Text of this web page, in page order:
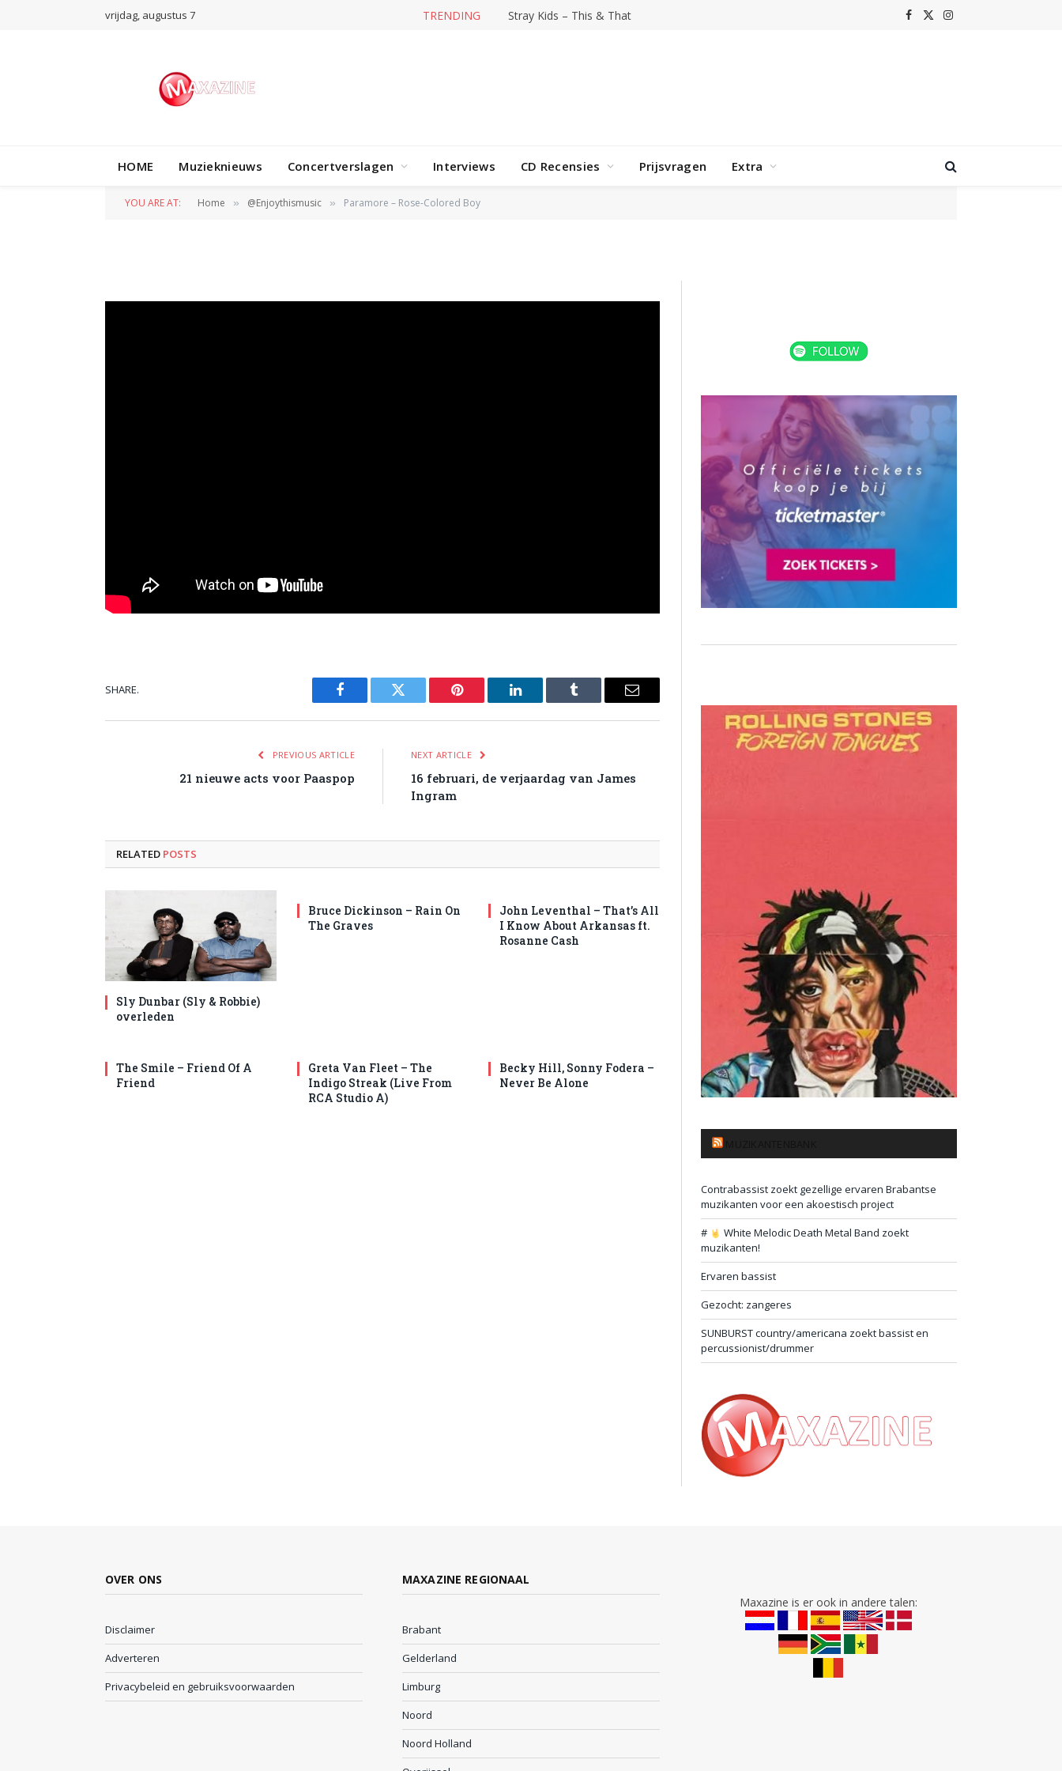
vrijdag, augustus 7 TRENDING Stray Kids – This & That Facebook
X
Instagram
HOME Muzieknieuws Concertverslagen Interviews CD Recensies Prijsvragen Extra
YOU ARE AT: Home » @Enjoythismusic » Paramore – Rose-Colored Boy
Paramore – Rose-Colored Boy
SHARE.
Facebook Twitter Pinterest LinkedIn Tumblr Email
PREVIOUS ARTICLE
21 nieuwe acts voor Paaspop
NEXT ARTICLE
16 februari, de verjaardag van James
Ingram
RELATED POSTS
Sly Dunbar (Sly & Robbie)
overleden
Bruce Dickinson – Rain On
The Graves
John Leventhal – That’s All
I Know About Arkansas ft.
Rosanne Cash
The Smile – Friend Of A
Friend
Greta Van Fleet – The
Indigo Streak (Live From
RCA Studio A)
Becky Hill, Sonny Fodera –
Never Be Alone
Contrabassist zoekt gezellige ervaren Brabantse
muzikanten voor een akoestisch project
#
White Melodic Death Metal Band zoekt
muzikanten!
Ervaren bassist
Gezocht: zangeres
SUNBURST country/americana zoekt bassist en
percussionist/drummer
OVER ONS
Disclaimer
Adverteren
Privacybeleid en gebruiksvoorwaarden
MAXAZINE REGIONAAL
Brabant
Gelderland
Limburg
Noord
Noord Holland
Maxazine is er ook in andere talen: